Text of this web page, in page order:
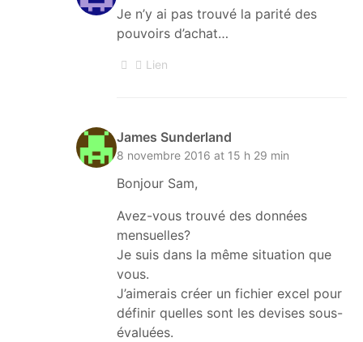
Je n’y ai pas trouvé la parité des
pouvoirs d’achat…
Lien
James Sunderland
8 novembre 2016 at 15 h 29 min
Bonjour Sam,
Avez-vous trouvé des données
mensuelles?
Je suis dans la même situation que
vous.
J’aimerais créer un fichier excel pour
définir quelles sont les devises sous-
évaluées.